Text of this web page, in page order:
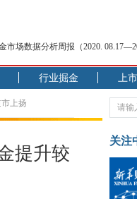
市场数据分析周报（2020.
加坡旅游业步履维艰
香港零售业如何浴火重生？
香港传统零售商的转型突围之旅
市场数据分析周报（2020.
业存单、结构性存款玩起“跷跷板”
300亿元 短端资金利率明显下行
击 债市回调十年期债表现最弱
行业掘金 上
上扬
提升较
关注